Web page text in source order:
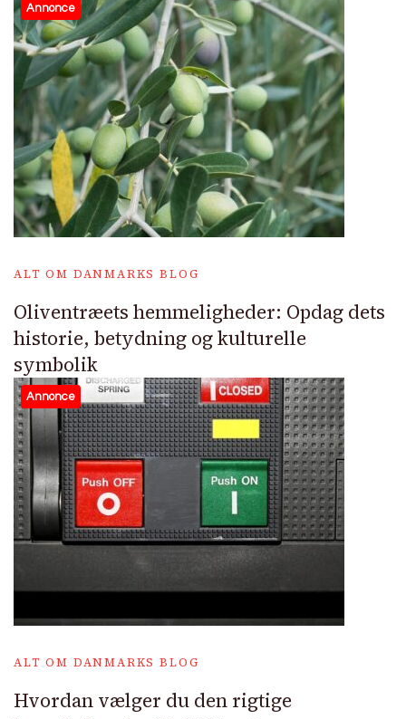
Annonce
ALT OM DANMARKS BLOG
Oliventræets hemmeligheder: Opdag dets
historie, betydning og kulturelle
symbolik
Annonce
ALT OM DANMARKS BLOG
Hvordan vælger du den rigtige